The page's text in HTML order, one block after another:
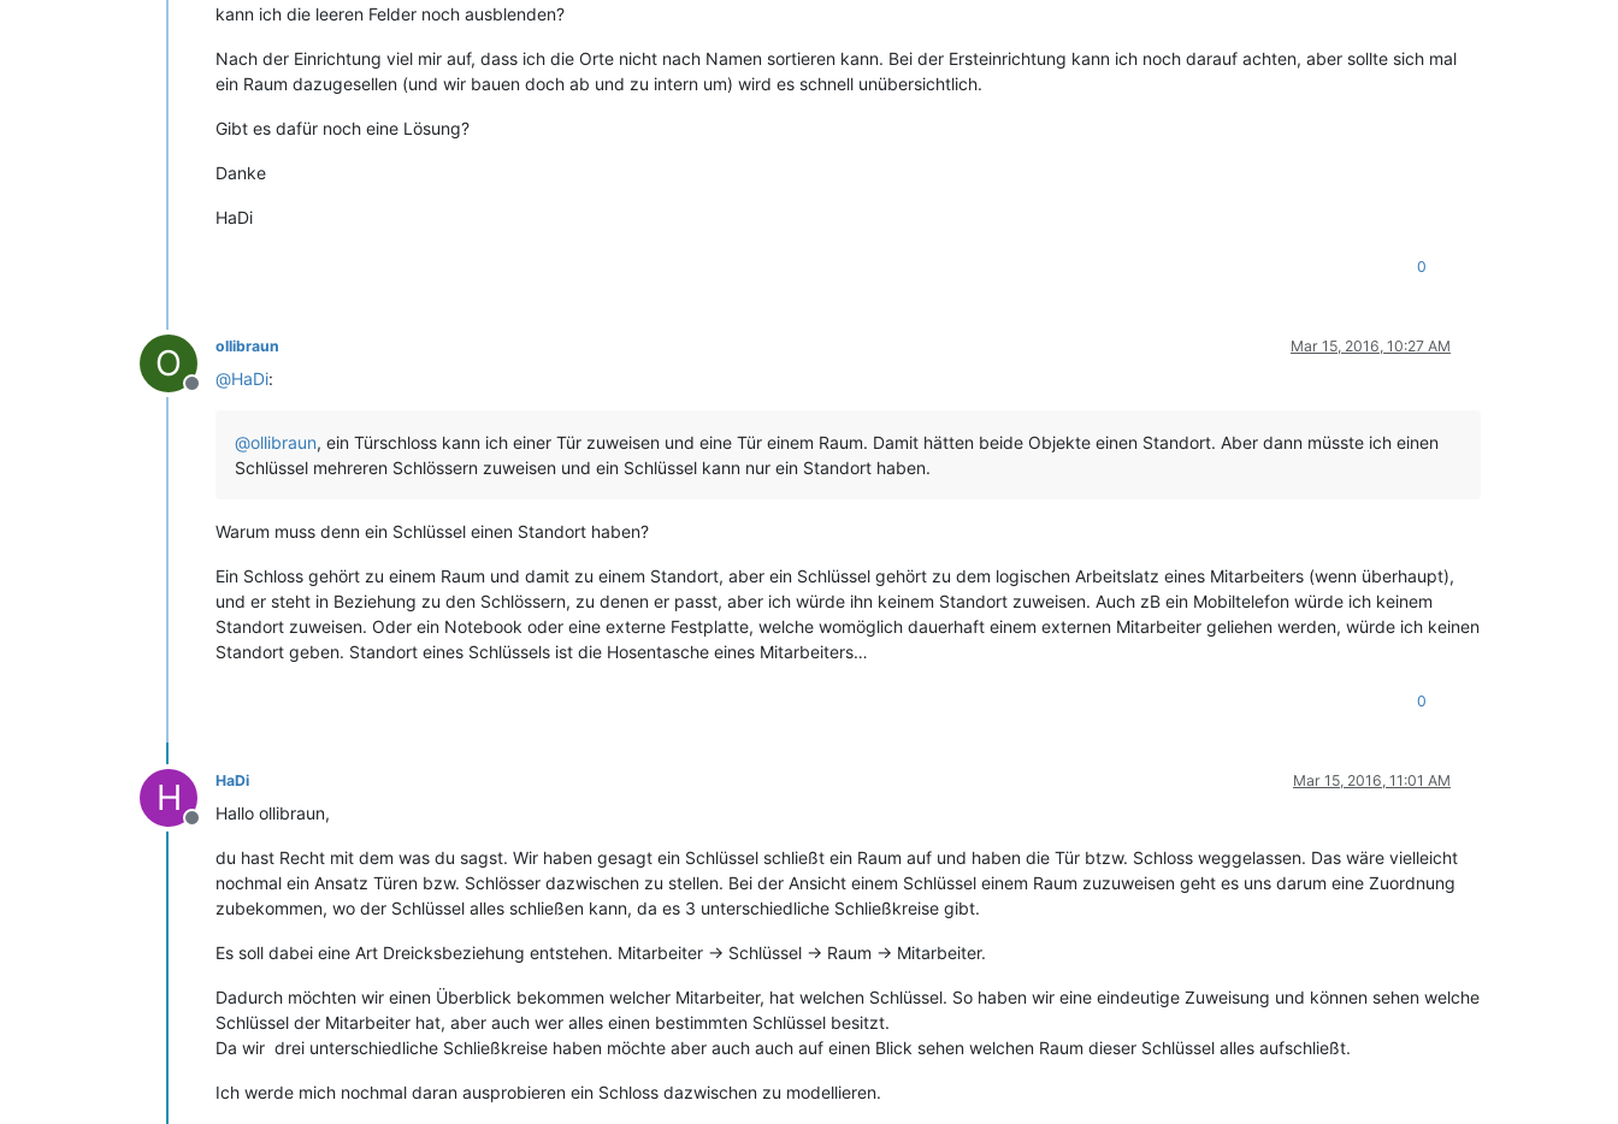
kann ich die leeren Felder noch ausblenden?
Nach der Einrichtung viel mir auf, dass ich die Orte nicht nach Namen sortieren kann. Bei der Ersteinrichtung kann ich noch darauf achten, aber sollte sich mal
ein Raum dazugesellen (und wir bauen doch ab und zu intern um) wird es schnell unübersichtlich.
Gibt es dafür noch eine Lösung?
Danke
HaDi
0
O
Offline
ollibraun Mar 15, 2016, 10:27 AM
@HaDi:
@ollibraun, ein Türschloss kann ich einer Tür zuweisen und eine Tür einem Raum. Damit hätten beide Objekte einen Standort. Aber dann müsste ich einen
Schlüssel mehreren Schlössern zuweisen und ein Schlüssel kann nur ein Standort haben.
Warum muss denn ein Schlüssel einen Standort haben?
Ein Schloss gehört zu einem Raum und damit zu einem Standort, aber ein Schlüssel gehört zu dem logischen Arbeitslatz eines Mitarbeiters (wenn überhaupt),
und er steht in Beziehung zu den Schlössern, zu denen er passt, aber ich würde ihn keinem Standort zuweisen. Auch zB ein Mobiltelefon würde ich keinem
Standort zuweisen. Oder ein Notebook oder eine externe Festplatte, welche womöglich dauerhaft einem externen Mitarbeiter geliehen werden, würde ich keinen
Standort geben. Standort eines Schlüssels ist die Hosentasche eines Mitarbeiters…
0
H
Offline
HaDi Mar 15, 2016, 11:01 AM
Hallo ollibraun,
du hast Recht mit dem was du sagst. Wir haben gesagt ein Schlüssel schließt ein Raum auf und haben die Tür btzw. Schloss weggelassen. Das wäre vielleicht
nochmal ein Ansatz Türen bzw. Schlösser dazwischen zu stellen. Bei der Ansicht einem Schlüssel einem Raum zuzuweisen geht es uns darum eine Zuordnung
zubekommen, wo der Schlüssel alles schließen kann, da es 3 unterschiedliche Schließkreise gibt.
Es soll dabei eine Art Dreicksbeziehung entstehen. Mitarbeiter -> Schlüssel -> Raum -> Mitarbeiter.
Dadurch möchten wir einen Überblick bekommen welcher Mitarbeiter, hat welchen Schlüssel. So haben wir eine eindeutige Zuweisung und können sehen welche
Schlüssel der Mitarbeiter hat, aber auch wer alles einen bestimmten Schlüssel besitzt.
Da wir drei unterschiedliche Schließkreise haben möchte aber auch auch auf einen Blick sehen welchen Raum dieser Schlüssel alles aufschließt.
Ich werde mich nochmal daran ausprobieren ein Schloss dazwischen zu modellieren.